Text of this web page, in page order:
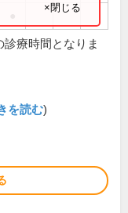
×閉じる
診療時間となりま
を読む)